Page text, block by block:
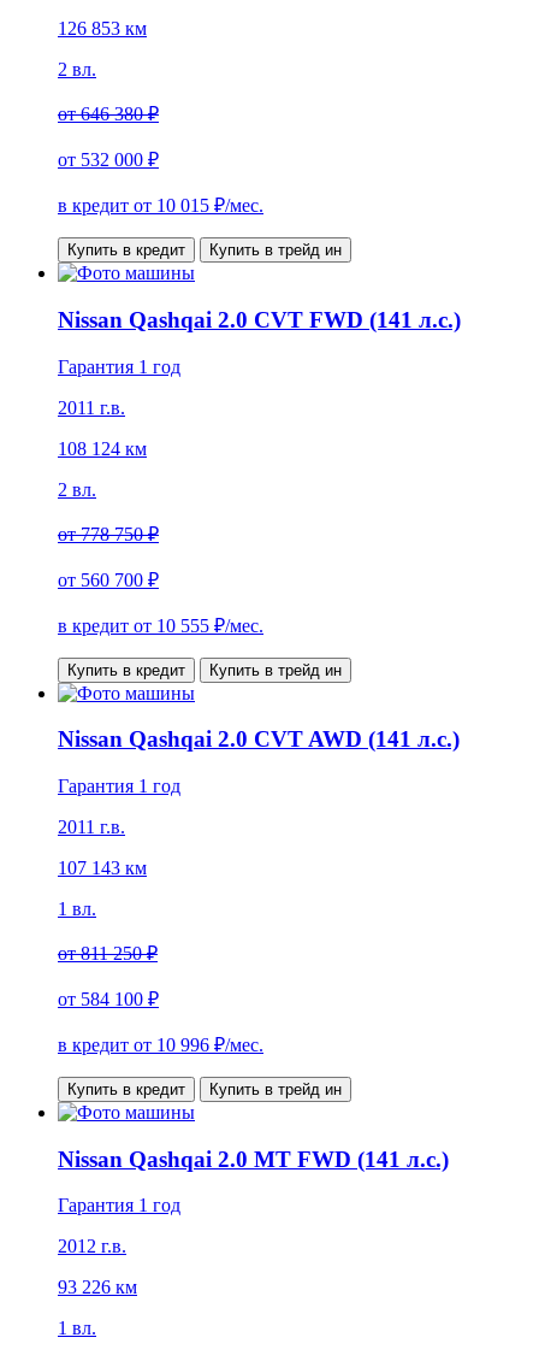
126 853 км
2 вл.
от646 380 ₽
от 532 000 ₽
в кредит от 10 015 ₽/мес.
Купить в кредит Купить в трейд ин
Nissan Qashqai 2.0 CVT FWD (141 л.с.)
Гарантия 1 год
2011 г.в.
108 124 км
2 вл.
от778 750 ₽
от 560 700 ₽
в кредит от 10 555 ₽/мес.
Купить в кредит Купить в трейд ин
Nissan Qashqai 2.0 CVT AWD (141 л.с.)
Гарантия 1 год
2011 г.в.
107 143 км
1 вл.
от811 250 ₽
от 584 100 ₽
в кредит от 10 996 ₽/мес.
Купить в кредит Купить в трейд ин
Nissan Qashqai 2.0 MT FWD (141 л.с.)
Гарантия 1 год
2012 г.в.
93 226 км
1 вл.